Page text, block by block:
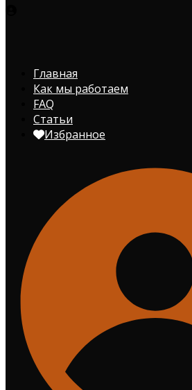
Главная
Как мы работаем
FAQ
Статьи
Избранное